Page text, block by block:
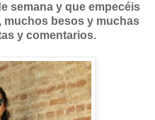
semana y que empecéis
muchos besos y muchas
y comentarios.